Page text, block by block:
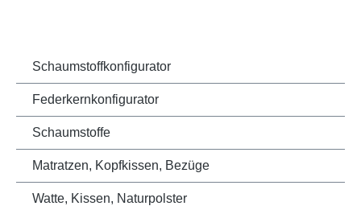
Schaumstoffkonfigurator
Federkernkonfigurator
Schaumstoffe
Matratzen, Kopfkissen, Bezüge
Watte, Kissen, Naturpolster